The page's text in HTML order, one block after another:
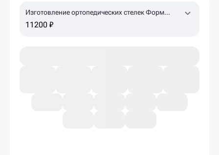
Изготовление ортопедических стелек Форм
Тотикс
11200 ₽